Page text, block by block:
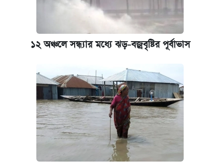
কবে হবে মেডিকেল ভর্তি পরীক্ষা, জানা গেল যা
নবম জাতীয় পে-স্কেল নিয়ে সর্বশেষ যা জানা গেল
এক ক্লিকে জেনে নিন আইফোন ১৮ প্রো ম্যাক্সের
দাম ও ফিচার
১২ অঞ্চলে সন্ধ্যার মধ্যে ঝড়-বজ্রবৃষ্টির পূর্বাভাস